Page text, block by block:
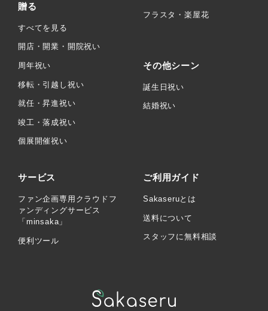
贈る
すべてを見る
開店・開業・開院祝い
周年祝い
移転・引越し祝い
就任・昇進祝い
竣工・落成祝い
個展開催祝い
フラスタ・楽屋花
その他シーン
誕生日祝い
結婚祝い
サービス
ファン企画専用クラウドフ
ァンディングサービス
「minsaka」
便利ツール
ご利用ガイド
Sakaseruとは
送料について
スタッフに無料相談